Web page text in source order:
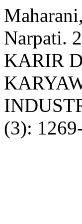
Narpati.
KARIR
(3):